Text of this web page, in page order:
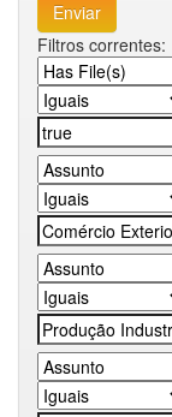
Filtros correntes: